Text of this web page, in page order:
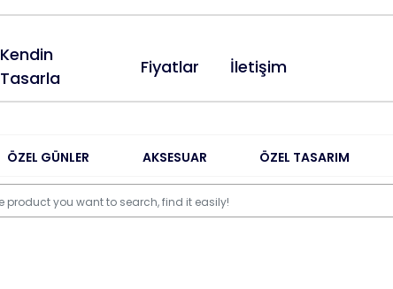
Kendin
Tasarla
Fiyatlar İletişim
ÖZEL GÜNLER AKSESUAR ÖZEL TASARIM